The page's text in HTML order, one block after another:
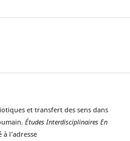
et transfert des sens dans
Études Interdisciplinaires En
à l’adresse